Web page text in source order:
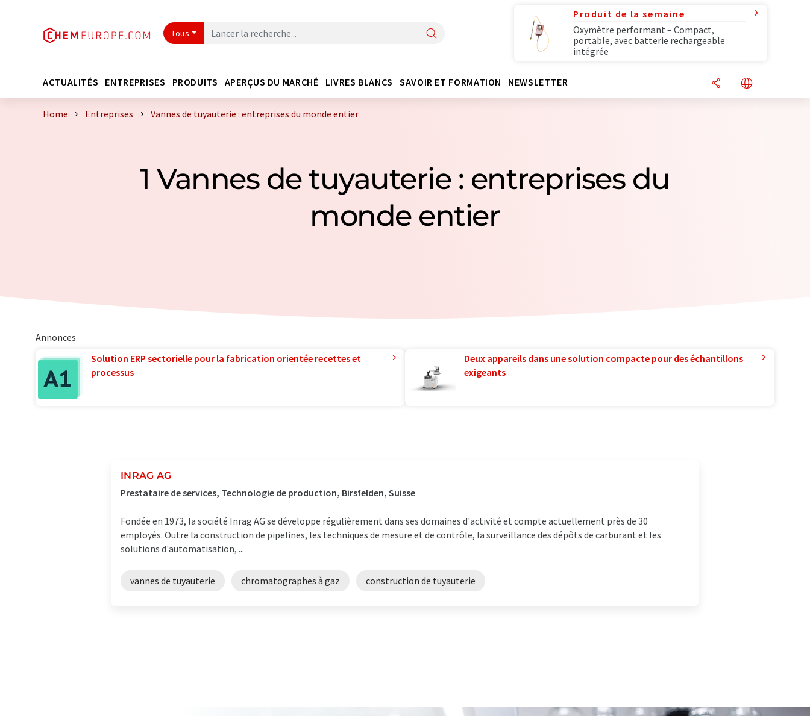
Tous
Produit de la semaine
Oxymètre performant – Compact,
portable, avec batterie rechargeable
intégrée
ACTUALITÉS ENTREPRISES PRODUITS APERÇUS DU MARCHÉ LIVRES BLANCS SAVOIR ET FORMATION NEWSLETTER
Home Entreprises Vannes de tuyauterie : entreprises du monde entier
1 Vannes de tuyauterie : entreprises du
monde entier
Annonces
Solution ERP sectorielle pour la fabrication orientée recettes et
processus
Deux appareils dans une solution compacte pour des échantillons
exigeants
INRAG AG
Prestataire de services, Technologie de production, Birsfelden, Suisse
Fondée en 1973, la société Inrag AG se développe régulièrement dans ses domaines d'activité et compte actuellement près de 30
employés. Outre la construction de pipelines, les techniques de mesure et de contrôle, la surveillance des dépôts de carburant et les
solutions d'automatisation, ...
vannes de tuyauterie chromatographes à gaz construction de tuyauterie